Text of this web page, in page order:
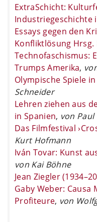
ExtraSchicht:
Industriegeschichte
Essays gegen den
Konfliktlösung Hrsg.
Technofaschismus:
Trumps Amerika,
Olympische Spiele
Schneider
Lehren ziehen aus
in Spanien, von
Das Filmfestival
Kurt Hofmann
Iván Tovar: Kunst
von Kai Böhne
Jean Ziegler
Gaby Weber: Causa
Profiteure, von